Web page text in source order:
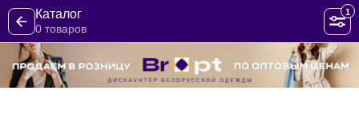
Каталог
0 товаров
1